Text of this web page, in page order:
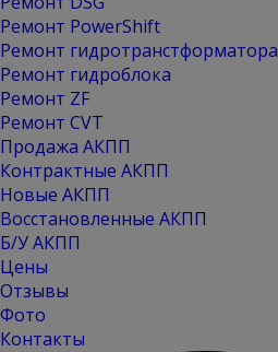
Ремонт PowerShift
Ремонт гидротранстформатора
Ремонт гидроблока
Ремонт ZF
Ремонт CVT
Продажа АКПП
Контрактные АКПП
Новые АКПП
Восстановленные АКПП
Б/У АКПП
Цены
Отзывы
Фото
Контакты